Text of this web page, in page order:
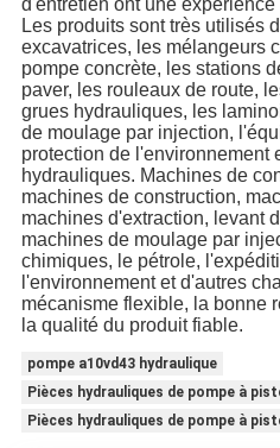
d'entretien ont une
Les produits sont très utilisés
excavatrices, les mélangeurs
pompe concrète, les stations
paver, les rouleaux de route,
grues hydrauliques, les
de moulage par injection,
protection de l'environnement
hydrauliques. Machines de
machines de construction,
machines d'extraction, levant
machines de moulage par
chimiques, le pétrole,
l'environnement et d'autres
mécanisme flexible, la bonne
la qualité du produit fiable.
pompe a10vd43 hydraulique
Pièces hydrauliques de pompe à
Pièces hydrauliques de pompe à